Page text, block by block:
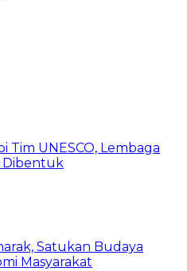
Tim UNESCO, Lembaga
Dibentuk
Satukan Budaya
Masyarakat